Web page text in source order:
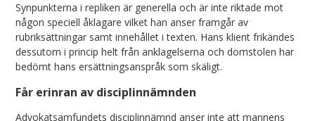
Synpunkterna i repliken är generella och är inte riktade mot
någon speciell åklagare vilket han anser framgår av
rubriksättningar samt innehållet i texten. Hans klient frikändes
dessutom i princip helt från anklagelserna och domstolen har
bedömt hans ersättningsanspråk som skäligt.
Får erinran av disciplinnämnden
Advokatsamfundets disciplinnämnd anser inte att mannens